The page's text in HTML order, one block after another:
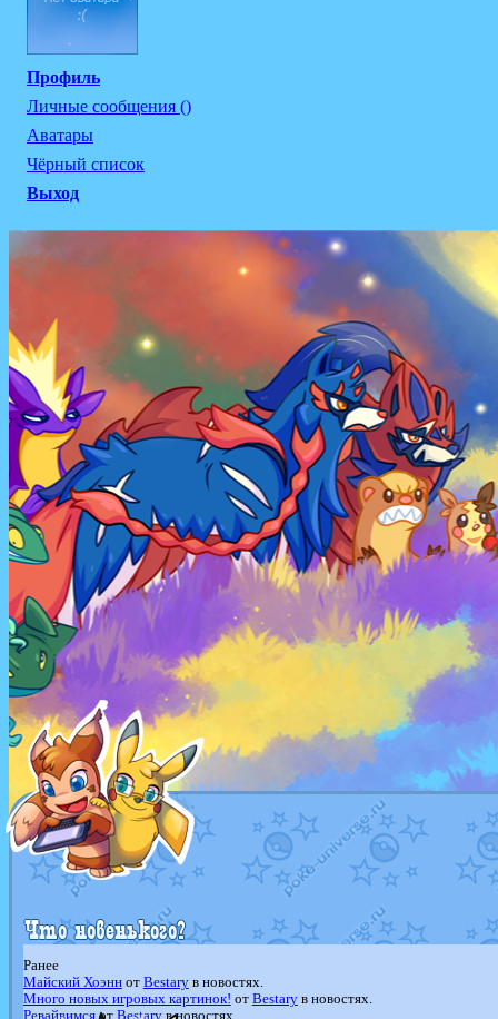
Профиль
Личные сообщения ()
Аватары
Чёрный список
Выход
Ранее
Майский Хоэннот Bestaryв новостях.
Много новых игровых картинок! от Bestaryв новостях.
Ревайвимсяот Bestaryв новостях.